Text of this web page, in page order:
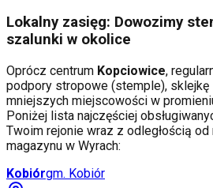
Lokalny zasięg: Dowozimy
szalunki w okolice
Oprócz centrum Kopciowice,
podpory stropowe (stemple), sklejkę
mniejszych miejscowości w
Poniżej lista najczęściej
Twoim rejonie wraz z odległością
magazynu w Wyrach:
Kobiórgm. Kobiór